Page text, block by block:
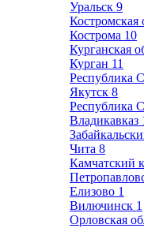
Уральск 9
Костромская
Кострома 10
Курганская
Курган 11
Республика
Якутск 8
Республика
Владикавказ
Чита 8
Камчатский
Елизово 1
Вилючинск 1
Орловская